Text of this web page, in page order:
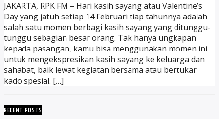
JAKARTA, RPK FM – Hari kasih sayang atau Valentine’s
Day yang jatuh setiap 14 Februari tiap tahunnya adalah
salah satu momen berbagi kasih sayang yang ditunggu-
tunggu sebagian besar orang. Tak hanya ungkapan
kepada pasangan, kamu bisa menggunakan momen ini
untuk mengekspresikan kasih sayang ke keluarga dan
sahabat, baik lewat kegiatan bersama atau bertukar
kado spesial. […]
RECENT POSTS